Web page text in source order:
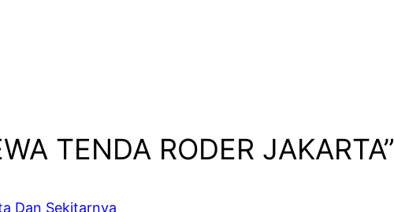
TENDA RODER JAKARTA”
Dan Sekitarnya